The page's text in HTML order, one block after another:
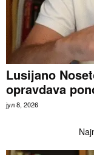
Lusijano
opravdava
јул 8, 2026